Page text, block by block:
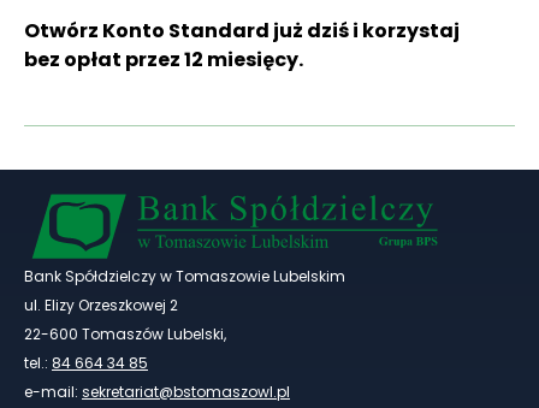
Otwórz Konto Standard już dziś i korzystaj
bez opłat przez 12 miesięcy.
Bank Spółdzielczy w Tomaszowie Lubelskim
ul. Elizy Orzeszkowej 2
22-600 Tomaszów Lubelski,
tel.: 84 664 34 85
e-mail: sekretariat@bstomaszowl.pl